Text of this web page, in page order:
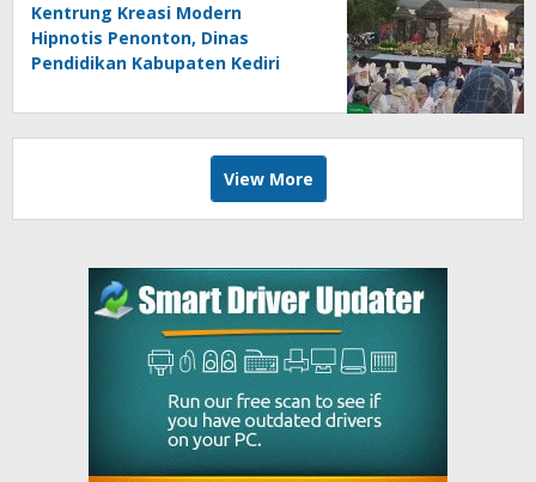
Kentrung Kreasi Modern
Hipnotis Penonton, Dinas
Pendidikan Kabupaten Kediri
View More